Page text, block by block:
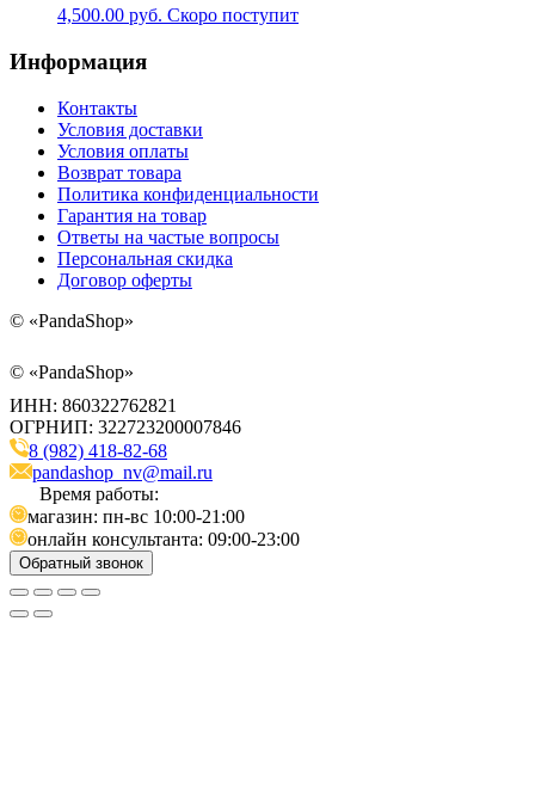
4,500.00 руб. Скоро поступит
Информация
Контакты
Условия доставки
Условия оплаты
Возврат товара
Политика конфиденциальности
Гарантия на товар
Ответы на частые вопросы
Персональная скидка
Договор оферты
© «PandaShop»
© «PandaShop»
ИНН: 860322762821
ОГРНИП: 322723200007846
8 (982) 418-82-68
pandashop_nv@mail.ru
Время работы:
магазин: пн-вс 10:00-21:00
онлайн консультанта: 09:00-23:00
Обратный звонок